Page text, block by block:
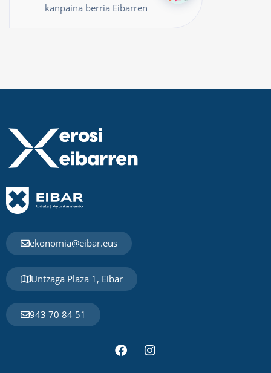
kanpaina berria Eibarren
ekonomia@eibar.eus
Untzaga Plaza 1, Eibar
943 70 84 51